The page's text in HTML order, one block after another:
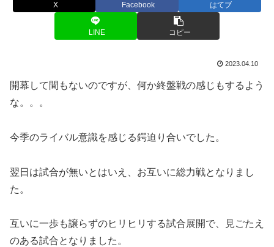
X Facebook はてブ
LINE コピー
2023.04.10
開幕して間もないのですが、何か終盤戦の感じもするよう
な。。。
今季のライバル意識を感じる鍔迫り合いでした。
翌日は試合が無いとはいえ、お互いに総力戦となりまし
た。
互いに一歩も譲らずのヒリヒリする試合展開で、見ごたえ
のある試合となりました。